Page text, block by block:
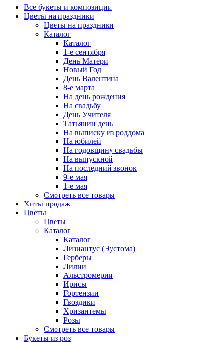
Все букеты и композиции
Цветы на праздники
Цветы на праздники
Каталог
Каталог
1-е сентября
День Матери
Новый Год
День Валентина
8-е марта
На день рождения
На свадьбу
День Учителя
Татьянин день
На выписку из роддома
На юбилей
На годовщину свадьбы
На выпускной
На последний звонок
9-е мая
1-е мая
Смотреть все товары
Хиты продаж
Цветы
Цветы
Каталог
Каталог
Лизиантус (Эустома)
Герберы
Лилии
Альстромерии
Ирисы
Гортензии
Гвоздики
Хризантемы
Розы
Смотреть все товары
Букеты из роз